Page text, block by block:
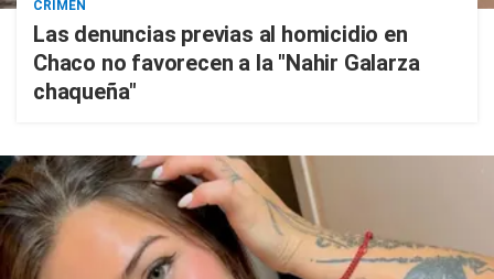
CRIMEN
Las denuncias previas al homicidio en
Chaco no favorecen a la "Nahir Galarza
chaqueña"